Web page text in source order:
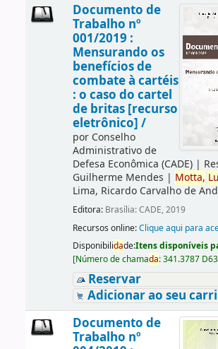
Documento de
Trabalho nº
001/2019 :
Mensurando os
benefícios de
combate à cartéis
: o caso do cartel
de britas [recurso
eletrônico] /
por Conselho
Administrativo de
Defesa Econômica (CADE)|
Guilherme Mendes | Motta,
Lima, Ricardo Carvalho de
Editora: Brasília: CADE, 2019
Recursos online:Clique aqui para
Disponibilidade:Itens disponíveis
[Número de chamada:341.3787
Reservar
Adicionar ao seu
Documento de
Trabalho nº